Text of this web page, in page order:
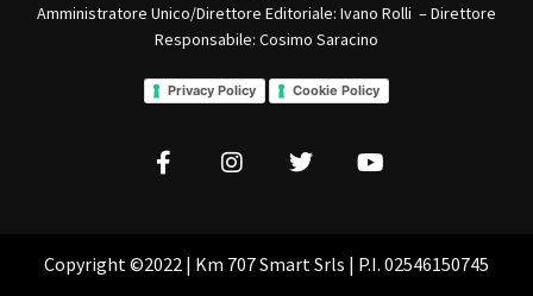
Amministratore Unico/Direttore Editoriale: Ivano Rolli – Direttore
Responsabile: Cosimo Saracino
Privacy Policy Cookie Policy
Copyright ©2022 | Km 707 Smart Srls | P.I. 02546150745